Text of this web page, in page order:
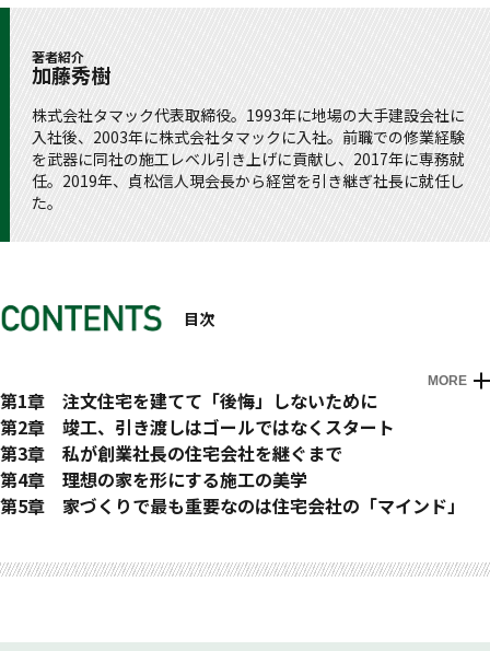
著者紹介
加藤秀樹
株式会社タマック代表取締役。1993年に地場の大手建設会社に
入社後、2003年に株式会社タマックに入社。前職での修業経験
を武器に同社の施工レベル引き上げに貢献し、2017年に専務就
任。2019年、貞松信人現会長から経営を引き継ぎ社長に就任し
た。
目次
MORE
プロローグ
気がついたらなくなってしまうもの
はじめに
第1章 注文住宅を建てて「後悔」しないために
自分たちの家を所有したいと思ったときの選択肢は
住宅会社にはどんな会社があるのだろうか?
注文住宅にもセミオーダーとフルオーダーがある
耐震性能と気密断熱性能を担保すれば、ローコストは難しい
ライフステージが変わったら住みづらくなる家はいらない
注文住宅ならではの経年変化を楽しみたい
第2章 竣工、引き渡しはゴールではなくスタート
住宅会社を選ぶ際に重視すべきポイント
家づくりには４つのフェーズがある
着工中のミスも信頼関係に結び付ける努力
引き渡し式は住まう人たちと私たちの新たな出陣式
大切なのは今ではなく、将来
第3章 私が創業社長の住宅会社を継ぐまで
大工になりたい! 家づくりに憧れた少年時代
ラグビーがたくさんのことを教えてくれた
地場の建築会社への最初の就職
戸建て住宅への夢を捨てきれず転職
現場での発想が、住宅をより良いものにしていく
第4章 理想の家を形にする施工の美学
重要なのは「機能性・可変性・経済性のバランス」
吹き抜けのある解放感たっぷりの家づくりを推奨
趣味を後押しする自分たちだけの家も素敵だと思う
お客様と私たちではものの見方が違う
第5章 家づくりで最も重要なのは住宅会社の「マインド」
私たちが着工直前まで建築請負契約を結ばない理由
家の経年劣化を阻むフォローアップが重要
現場見学とバスツアー、OB施主宅訪問は貴重な情報源